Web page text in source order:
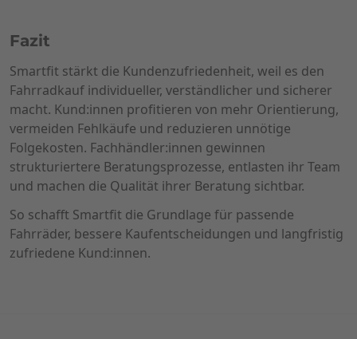
Fazit
Smartfit stärkt die Kundenzufriedenheit, weil es den
Fahrradkauf individueller, verständlicher und sicherer
macht. Kund:innen profitieren von mehr Orientierung,
vermeiden Fehlkäufe und reduzieren unnötige
Folgekosten. Fachhändler:innen gewinnen
strukturiertere Beratungsprozesse, entlasten ihr Team
und machen die Qualität ihrer Beratung sichtbar.
So schafft Smartfit die Grundlage für passende
Fahrräder, bessere Kaufentscheidungen und langfristig
zufriedene Kund:innen.